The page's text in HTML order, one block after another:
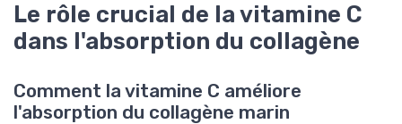
Le rôle crucial de la vitamine C
dans l'absorption du collagène
Comment la vitamine C améliore
l'absorption du collagène marin